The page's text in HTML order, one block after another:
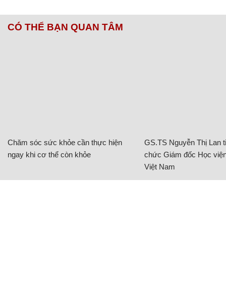
CÓ THỂ BẠN QUAN TÂM
Chăm sóc sức khỏe cần thực hiện
ngay khi cơ thể còn khỏe
GS.TS Nguyễn Thị Lan
chức Giám đốc Học
Việt Nam